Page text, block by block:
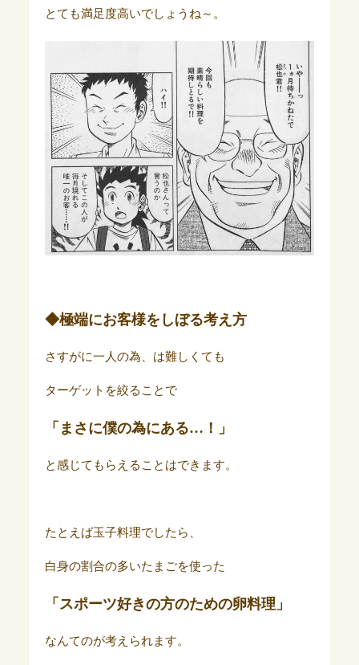
とても満足度高いでしょうね～。
◆極端にお客様をしぼる考え方
さすがに一人の為、は難しくても
ターゲットを絞ることで
「まさに僕の為にある…！」
と感じてもらえることはできます。
たとえば玉子料理でしたら、
白身の割合の多いたまごを使った
「スポーツ好きの方のための卵料理」
なんてのが考えられます。